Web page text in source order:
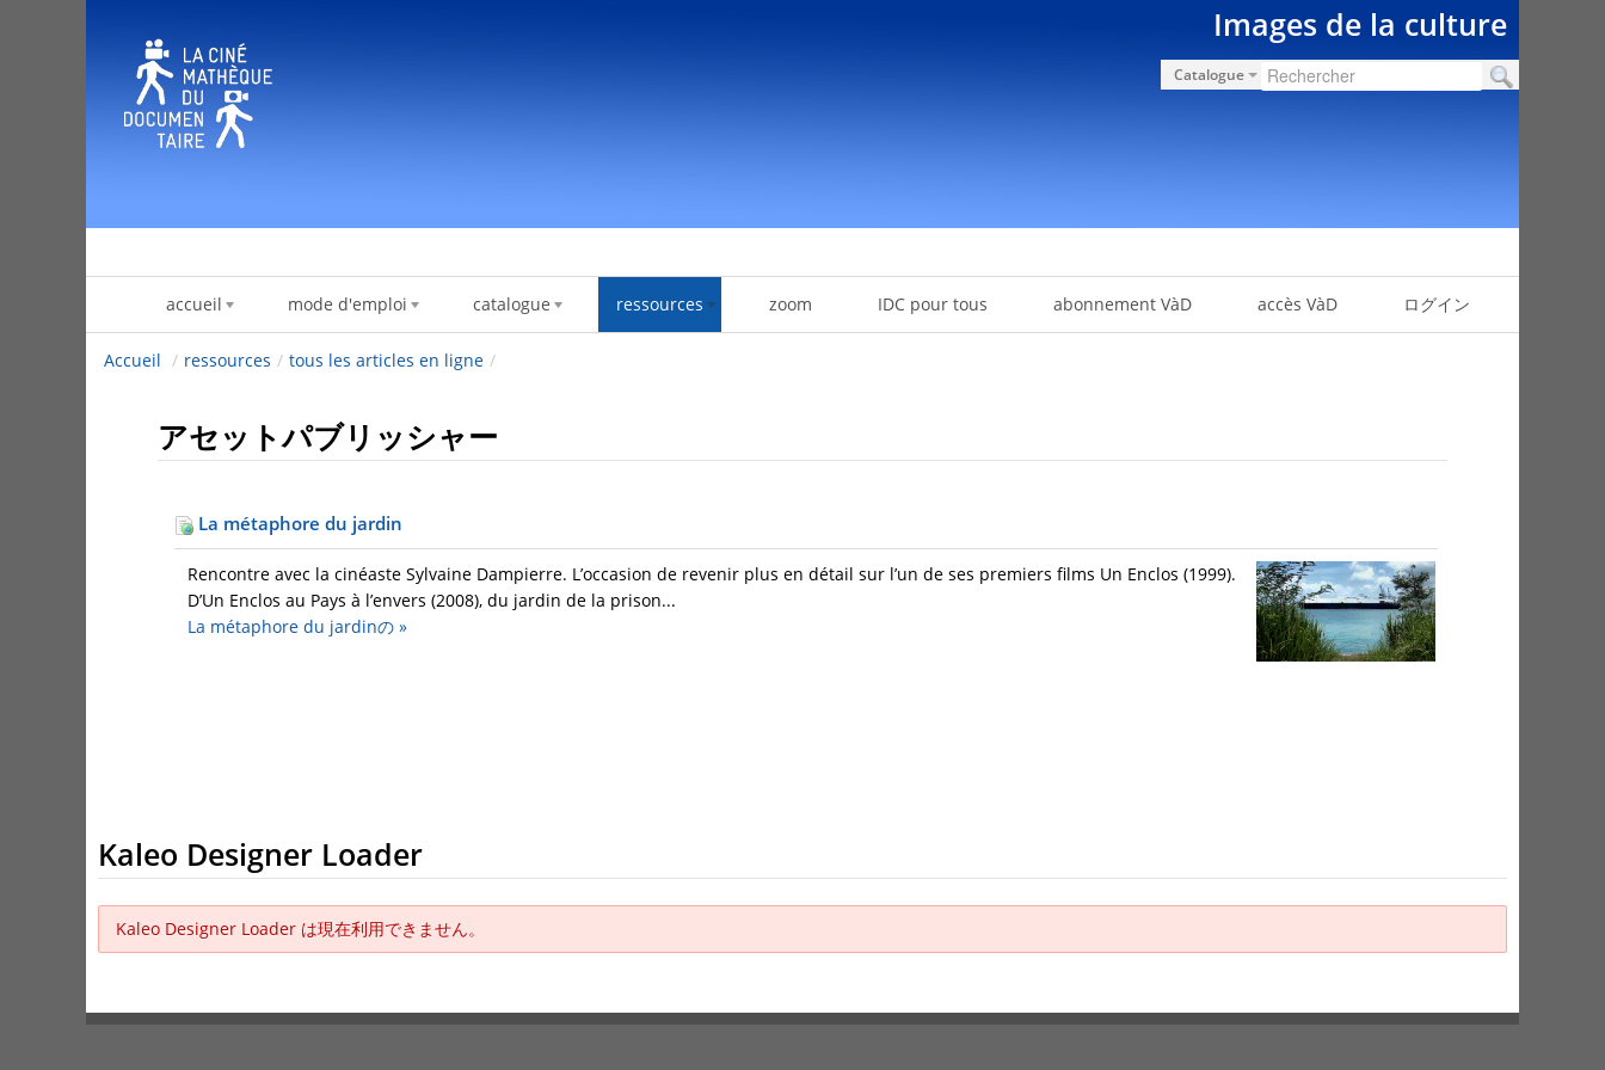
Images de la culture
Catalogue
accueil mode d'emploi catalogue ressources zoom IDC pour tous abonnement VàD accès VàD ログイン
Accueil / ressources / tous les articles en ligne /
アセットパブリッシャー
La métaphore du jardin
Rencontre avec la cinéaste Sylvaine Dampierre. L’occasion de revenir plus en détail sur l’un de ses premiers films Un Enclos (1999).
D’Un Enclos au Pays à l’envers (2008), du jardin de la prison...
La métaphore du jardinの »
Kaleo Designer Loader
Kaleo Designer Loader は現在利用できません。